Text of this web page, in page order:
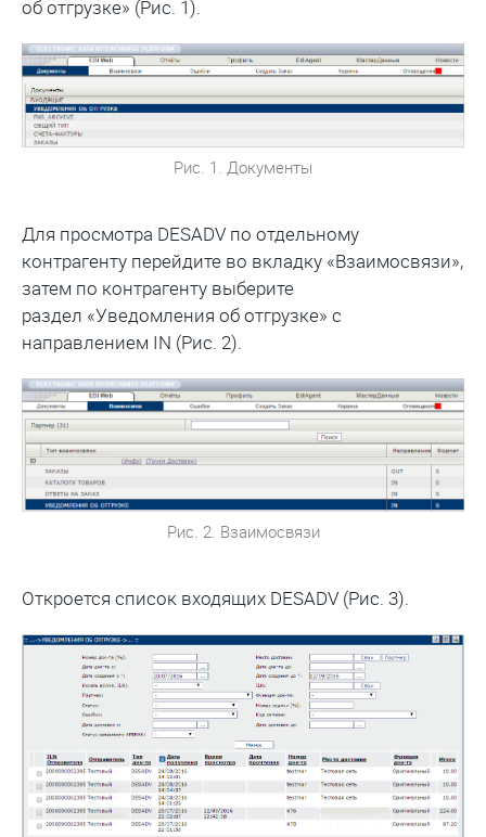
об отгрузке» (Рис. 1).
Рис. 1. Документы
Для просмотра DESADV по отдельному
контрагенту перейдите во вкладку «Взаимосвязи»,
затем по контрагенту выберите
раздел «Уведомления об отгрузке» с
направлением IN (Рис. 2).
Рис. 2. Взаимосвязи
Откроется список входящих DESADV (Рис. 3).